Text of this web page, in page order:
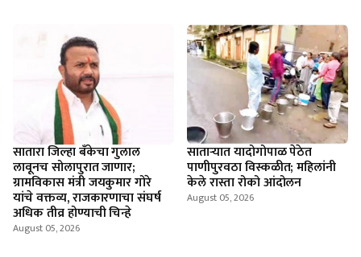
सातारा जिल्हा बँकेचा गुलाल
लावूनच सोलापुरात जाणार;
ग्रामविकास मंत्री जयकुमार गोरे
यांचे वक्तव्य, राजकारणाचा संघर्ष
अधिक तीव्र होण्याची चिन्हे
August 05, 2026
सातार्‍यात यादोगोपाळ पेठेत
पाणीपुरवठा विस्कळीत; महिलांनी
केले रास्ता रोको आंदोलन
August 05, 2026